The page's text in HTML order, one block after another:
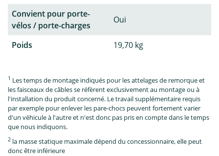
Convient pour porte-
vélos / porte-charges
Oui
Poids 19,70 kg
1 Les temps de montage indiqués pour les attelages de remorque et
les faisceaux de câbles se réfèrent exclusivement au montage ou à
l'installation du produit concerné. Le travail supplémentaire requis
par exemple pour enlever les pare-chocs peuvent fortement varier
d'un véhicule à l'autre et n'est donc pas pris en compte dans le temps
que nous indiquons.
2 la masse statique maximale dépend du concessionnaire, elle peut
donc être inférieure